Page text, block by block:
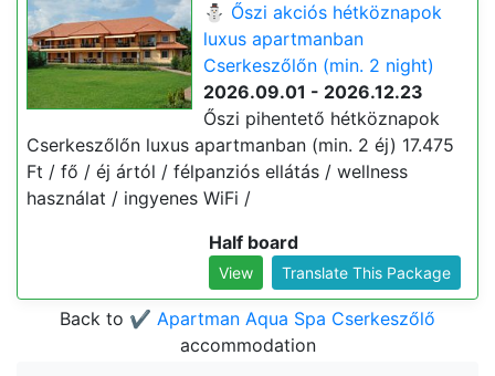
⛄️ Őszi akciós hétköznapok
luxus apartmanban
Cserkeszőlőn (min. 2 night)
2026.09.01 - 2026.12.23
Őszi pihentető hétköznapok
Cserkeszőlőn luxus apartmanban (min. 2 éj) 17.475
Ft / fő / éj ártól / félpanziós ellátás / wellness
használat / ingyenes WiFi /
Half board
View Translate This Package
Back to ✔️ Apartman Aqua Spa Cserkeszőlő
accommodation